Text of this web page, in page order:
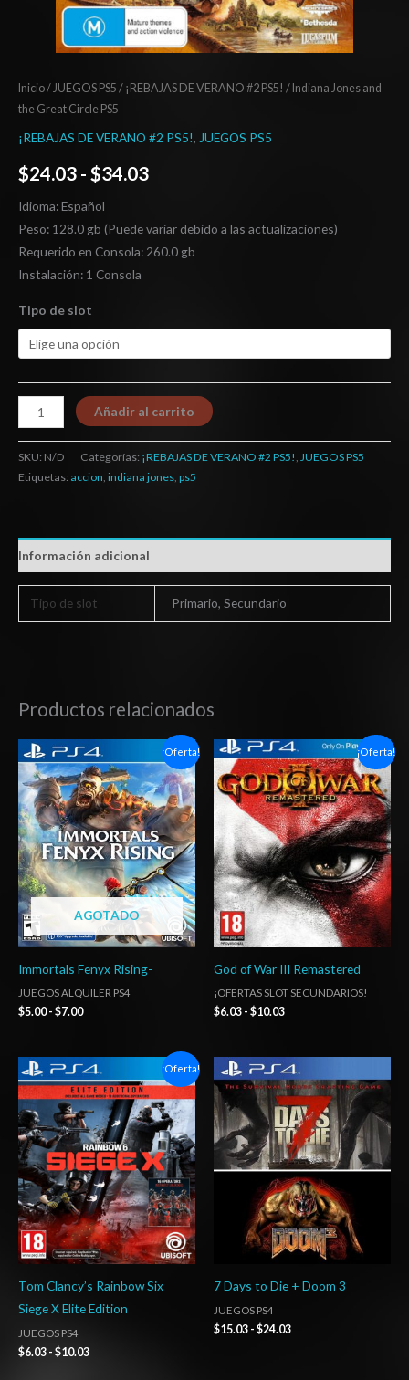
Inicio/JUEGOS PS5 / ¡REBAJAS DE VERANO #2 PS5! / Indiana Jones and
the Great Circle PS5
¡REBAJAS DE VERANO #2 PS5!, JUEGOS PS5
$24.03 - $34.03
Idioma: Español
Peso: 128.0 gb (Puede variar debido a las actualizaciones)
Requerido en Consola: 260.0 gb
Instalación: 1 Consola
Tipo de slot
Añadir al carrito
SKU: N/D Categorías: ¡REBAJAS DE VERANO #2 PS5! JUEGOS PS5
Etiquetas: accion indiana jones ps5
Información adicional
Tipo de slot Primario, Secundario
Productos relacionados
¡Oferta!
AGOTADO
Immortals Fenyx Rising-
JUEGOS ALQUILER PS4
$5.00 - $7.00
Rango
de
precios:
desde
$5.00
hasta
$7.00
¡Oferta!
God of War III Remastered
¡OFERTAS SLOT SECUNDARIOS!
$6.03 - $10.03
Rango
de
precios:
desde
$6.03
hasta
$10.03
¡Oferta!
Tom Clancy’s Rainbow Six
Siege X Elite Edition
JUEGOS PS4
$6.03 - $10.03
Rango
de
precios:
desde
$6.03
hasta
$10.03
7 Days to Die + Doom 3
JUEGOS PS4
$15.03 - $24.03
Rango
de
precios:
desde
$15.03
hasta
$24.03